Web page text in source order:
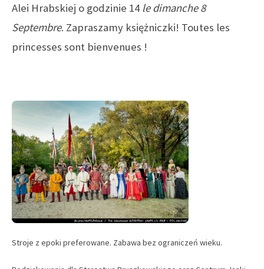
Alei Hrabskiej o godzinie 14 le dimanche 8
Septembre. Zapraszamy księżniczki! Toutes les
princesses sont bienvenues !
Stroje z epoki preferowane. Zabawa bez ograniczeń wieku.